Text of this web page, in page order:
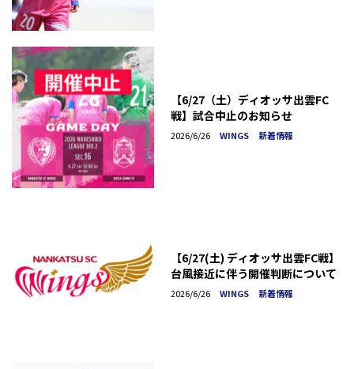
【6/27（土）ディオッサ出雲FC
戦】試合中止のお知らせ
2026/6/26 WINGS 新着情報
【6/27(土) ディオッサ出雲FC戦】
台風接近に伴う開催判断について
2026/6/26 WINGS 新着情報